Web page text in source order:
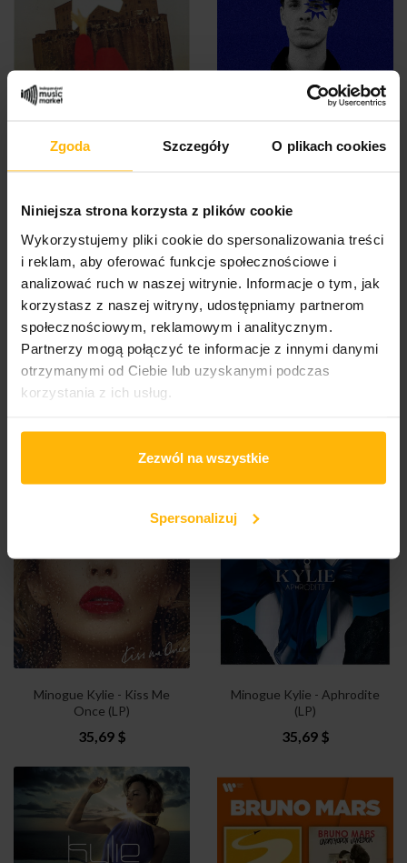
Zgoda Szczegóły O plikach cookies
Niniejsza strona korzysta z plików cookie
Wykorzystujemy pliki cookie do spersonalizowania treści
i reklam, aby oferować funkcje społecznościowe i
analizować ruch w naszej witrynie. Informacje o tym, jak
korzystasz z naszej witryny, udostępniamy partnerom
społecznościowym, reklamowym i analitycznym.
Partnerzy mogą połączyć te informacje z innymi danymi
otrzymanymi od Ciebie lub uzyskanymi podczas
korzystania z ich usług.
Zezwól na wszystkie
Spersonalizuj
Dead Can Dance - Spleen
Skoczyński Patryk - Przed
(LP)
Minogue Kylie - Kiss Me
Once (LP)
35,69 $
Minogue Kylie - Aphrodite
(LP)
35,69 $